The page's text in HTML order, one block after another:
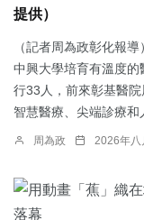
提供）
（記者周為政彰化報
中興大學培育有溫度
行33人，前來彰基醫
智慧醫療、尖端診療和
周為政 2026年八